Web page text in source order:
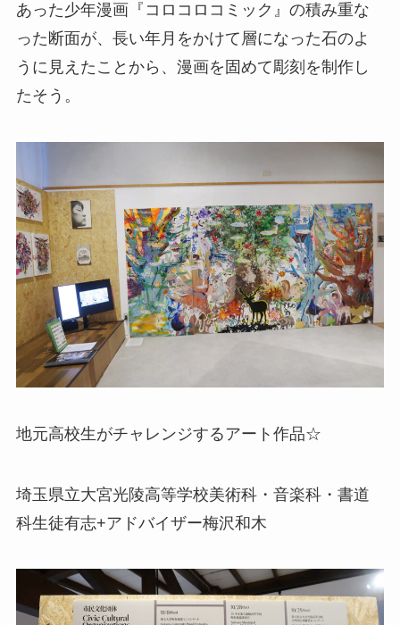
あった少年漫画『コロコロコミック』の積み重な
った断面が、長い年月をかけて層になった石のよ
うに見えたことから、漫画を固めて彫刻を制作し
たそう。
地元高校生がチャレンジするアート作品☆
埼玉県立大宮光陵高等学校美術科・音楽科・書道
科生徒有志+アドバイザー梅沢和木